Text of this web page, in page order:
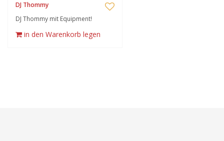
DJ Thommy
DJ Thommy mit Equipment!
in den Warenkorb legen